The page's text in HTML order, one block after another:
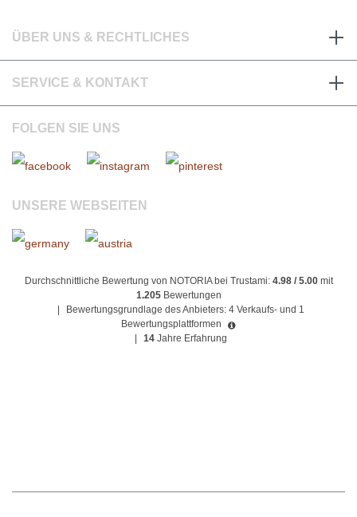
ÜBER UNS & RECHTLICHES
SERVICE & KONTAKT
FOLGEN SIE UNS
UNSERE WEBSEITEN
Durchschnittliche Bewertung von NOTORIA bei Trustami: 4.98 / 5.00mit
1.205 Bewertungen
Bewertungsgrundlage des Anbieters: 4 Verkaufs- und 1
Bewertungsplattformen
14 Jahre Erfahrung